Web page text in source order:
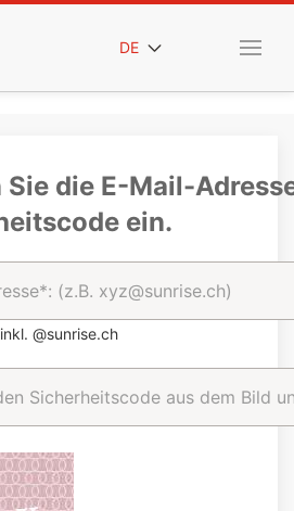
DE
Sie die E-Mail-
ein.
@sunrise.ch